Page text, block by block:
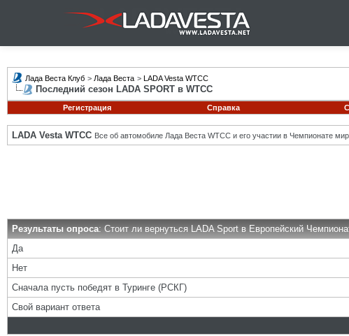
Лада Веста Клуб > Лада Веста > LADA Vesta WTCC
Последний сезон LADA SPORT в WTCC
Регистрация
Справка
LADA Vesta WTCC Все об автомобиле Лада Веста WTCC и его участии в Чемпионате
Результаты опроса: Стоит ли вернуться LADA Sport в Европейский
Да
Нет
Сначала пусть победят в Туринге (РСКГ)
Свой вариант ответа